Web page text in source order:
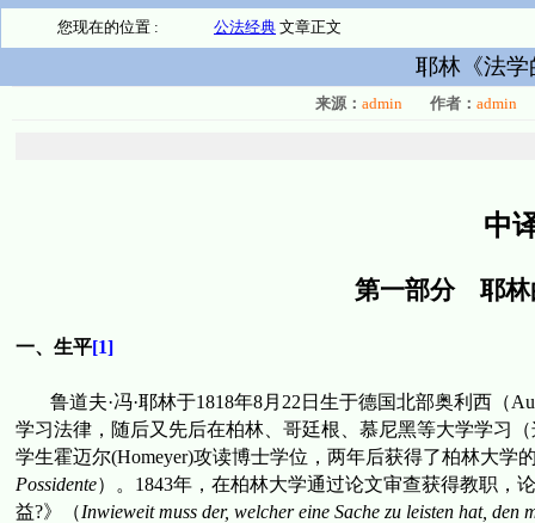
您现在的位置 : 公法经典 文章正文
耶林《法
来源： admin 作者： admin
中
第一部分 耶林
一、生平[1]
鲁道夫·冯·耶林于1818年8月 22 日 生于德国北部奥利西（
学习法律，随后又先后在柏林、哥廷根、慕尼黑等大学学习
学生霍迈尔(Homeyer)攻读博士学位， 两年后获得了柏林大学
Possidente）。 1843年，在柏林大学通过论文审查获得教职，
益?》（Inwieweit muss der, welcher eine Sache zu leisten hat, den